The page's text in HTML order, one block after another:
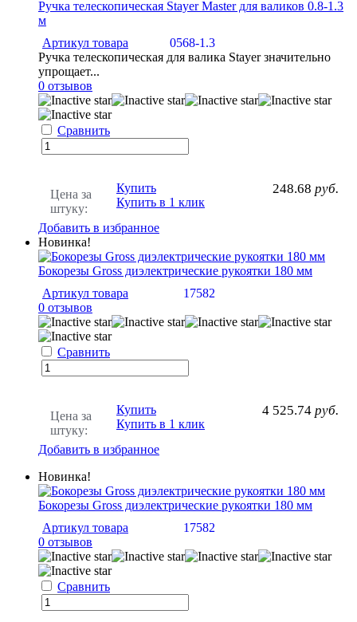
Ручка телескопическая Stayer Master для валиков 0.8-1.3
м
Артикул товара
0568-1.3
Ручка телескопическая для валика Stayer значительно
упрощает...
0 отзывов
Сравнить
Цена за
штуку:
248.68 руб.
Купить
Купить в 1 клик
Добавить в избранное
Новинка!
Бокорезы Gross диэлектрические рукоятки 180 мм
Артикул товара
17582
0 отзывов
Сравнить
Цена за
штуку:
4 525.74 руб.
Купить
Купить в 1 клик
Добавить в избранное
Новинка!
Бокорезы Gross диэлектрические рукоятки 180 мм
Артикул товара
17582
0 отзывов
Сравнить